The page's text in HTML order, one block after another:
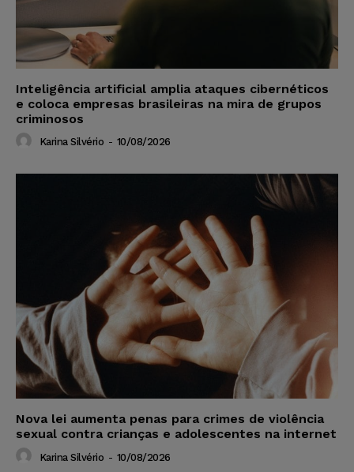
Inteligência artificial amplia ataques cibernéticos
e coloca empresas brasileiras na mira de grupos
criminosos
Karina Silvério - 10/08/2026
Nova lei aumenta penas para crimes de violência
sexual contra crianças e adolescentes na internet
Karina Silvério - 10/08/2026